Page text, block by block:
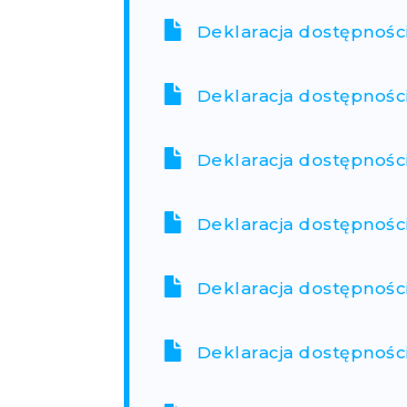
Deklaracja
Deklaracja
Deklaracja
Deklaracja
Deklaracja
Deklaracja